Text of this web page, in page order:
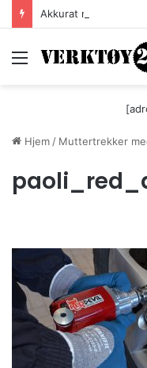
Akkurat nå er
Meny
Hjem / Muttertrekker